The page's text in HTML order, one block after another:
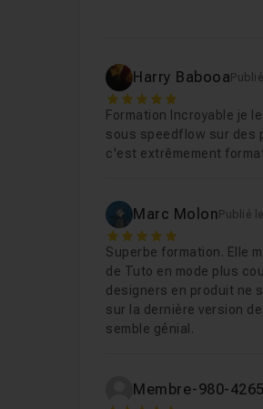
Harry Babooa
5
Formation Incroyable je
sous speedflow sur des
c'est extrêmement
Marc Molon Publié
5
Superbe formation. Elle
de Tuto en mode plus
designers en produit ne
sur la dernière version
semble génial.
Membre-980-4265